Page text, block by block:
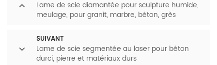
Lame de scie diamantée pour sculpture humide,
meulage, pour granit, marbre, béton, grès
SUIVANT
Lame de scie segmentée au laser pour béton
durci, pierre et matériaux durs